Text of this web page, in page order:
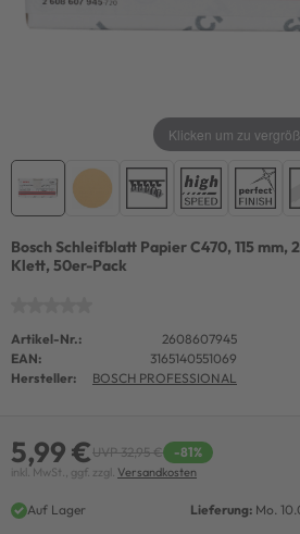
Klicken um zu
Bosch Schleifblatt Papier C470, 115 mm,
Klett, 50er-Pack
Artikel-Nr.:
2608607945
EAN:
3165140551069
Hersteller:
BOSCH PROFESSIONAL
5,99 €UVP 32,95 € -81%
inkl. MwSt., ggf. zzgl. Versandkosten
Auf Lager Lieferung: Mo.